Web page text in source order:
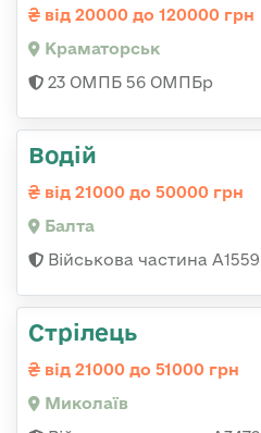
від 20000 до 120000 грн
Краматорськ
23 ОМПБ 56 ОМПБр
Водій
від 21000 до 50000 грн
Балта
Військова частина А1559
Стрілець
від 21000 до 51000 грн
Миколаїв